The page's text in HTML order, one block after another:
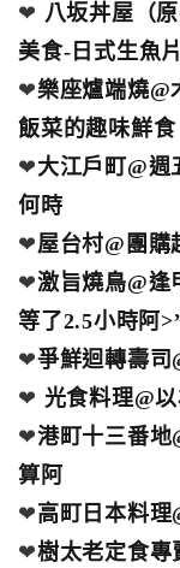
❤ 八坂丼屋（
美食-日式生魚
❤樂座爐端燒@
飯菜的趣味鮮食
❤大江戶町@週
何時
❤屋台村@團購
❤激旨燒鳥@逢
等了2.5小時阿
❤爭鮮迴轉壽司
❤ 光食料理@
❤港町十三番地
算阿
❤高町日本料理
❤樹太老定食